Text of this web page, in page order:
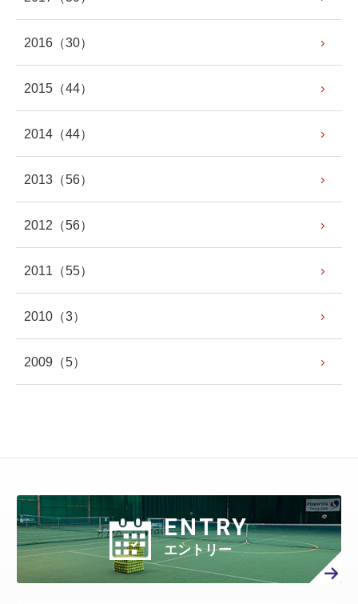
2016 （30）
2015 （44）
2014 （44）
2013 （56）
2012 （56）
2011 （55）
2010 （3）
2009 （5）
ENTRY
エントリー